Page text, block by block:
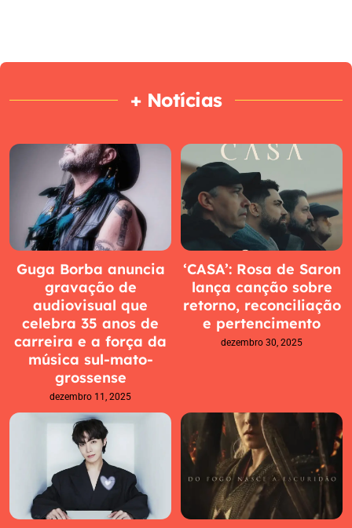
+ Notícias
Guga Borba anuncia
gravação de
audiovisual que
celebra 35 anos de
carreira e a força da
música sul-mato-
grossense
dezembro 11, 2025
‘CASA’: Rosa de Saron
lança canção sobre
retorno, reconciliação
e pertencimento
dezembro 30, 2025